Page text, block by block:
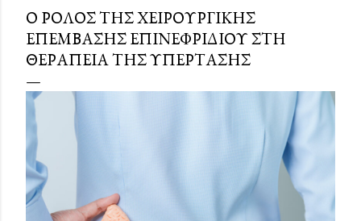
Ο ΡΌΛΟΣ ΤΗΣ ΧΕΙΡΟΥΡΓΙΚΉΣ
ΕΠΈΜΒΑΣΗΣ ΕΠΙΝΕΦΡΙΔΊΟΥ ΣΤΗ
ΘΕΡΑΠΕΊΑ ΤΗΣ ΥΠΈΡΤΑΣΗΣ